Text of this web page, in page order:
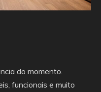
do momento.
funcionais e muito